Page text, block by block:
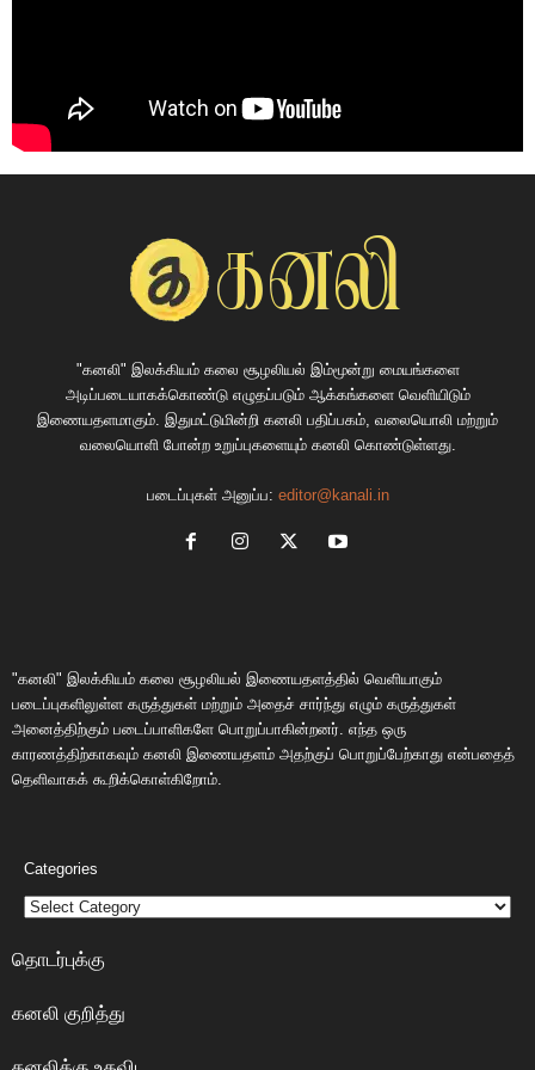
"கனலி" இலக்கியம் கலை சூழலியல் இம்மூன்று மையங்களை
அடிப்படையாகக்கொண்டு எழுதப்படும் ஆக்கங்களை வெளியிடும்
இணையதளமாகும். இதுமட்டுமின்றி கனலி பதிப்பகம், வலையொலி மற்றும்
வலையொளி போன்ற உறுப்புகளையும் கனலி கொண்டுள்ளது.
படைப்புகள் அனுப்ப: editor@kanali.in
"கனலி" இலக்கியம் கலை சூழலியல் இணையதளத்தில் வெளியாகும்
படைப்புகளிலுள்ள கருத்துகள் மற்றும் அதைச் சார்ந்து எழும் கருத்துகள்
அனைத்திற்கும் படைப்பாளிகளே பொறுப்பாகின்றனர். எந்த ஒரு
காரணத்திற்காகவும் கனலி இணையதளம் அதற்குப் பொறுப்பேற்காது என்பதைத்
தெளிவாகக் கூறிக்கொள்கிறோம்.
Categories
தொடர்புக்கு
கனலி குறித்து